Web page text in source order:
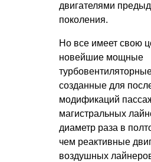
двигателями
поколения.
Но все имеет свою
новейшие мощные
созданные для
модификаций
магистральных
диаметр раза в
чем реактивные
воздушных